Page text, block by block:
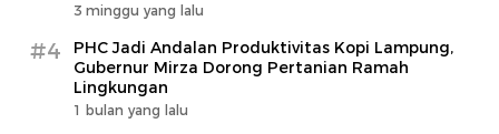
3 minggu yang lalu
#4
PHC Jadi Andalan Produktivitas Kopi Lampung,
Gubernur Mirza Dorong Pertanian Ramah
Lingkungan
1 bulan yang lalu